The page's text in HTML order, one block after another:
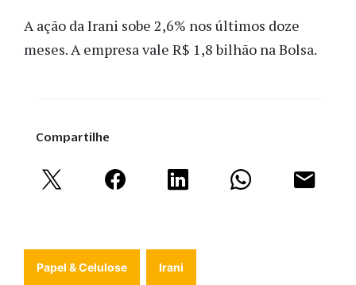
A ação da Irani sobe 2,6% nos últimos doze
meses. A empresa vale R$ 1,8 bilhão na Bolsa.
Compartilhe
Papel & Celulose Irani